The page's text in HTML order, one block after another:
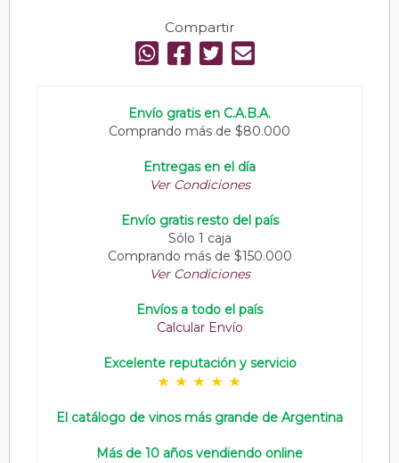
Compartir
Envío gratis en C.A.B.A.
Comprando más de $80.000
Entregas en el día
Ver Condiciones
Envío gratis resto del país
Sólo 1 caja
Comprando más de $150.000
Ver Condiciones
Envíos a todo el país
Calcular Envío
Excelente reputación y servicio
El catálogo de vinos más grande de Argentina
Más de 10 años vendiendo online